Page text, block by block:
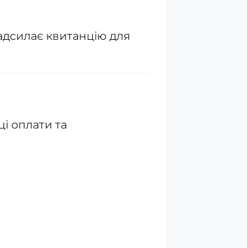
квитанцію для
оплати та